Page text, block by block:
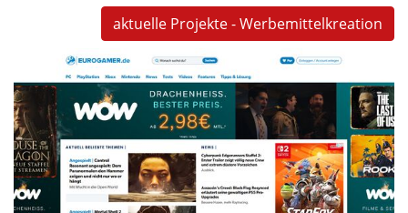
aktuelle Projekte - Werbemittelkreation
WOW Trade
WOW Trade
teilresponsive Sitebranding mit Video und Animationen